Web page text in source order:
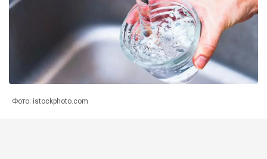
Фото: istockphoto.com